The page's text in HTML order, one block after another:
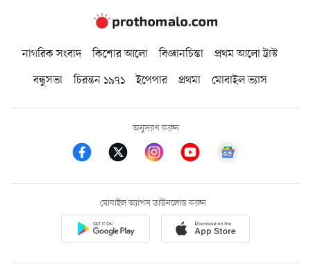
নাগরিক সংবাদ কিশোর আলো বিজ্ঞানচিন্তা
প্রথম আলো ট্রাস্ট
বন্ধুসভা
চিরন্তন ১৯৭১ ইপেপার প্রথমা মোবাইল ভ্যাস
অনুসরণ করুন
মোবাইল অ্যাপস ডাউনলোড করুন